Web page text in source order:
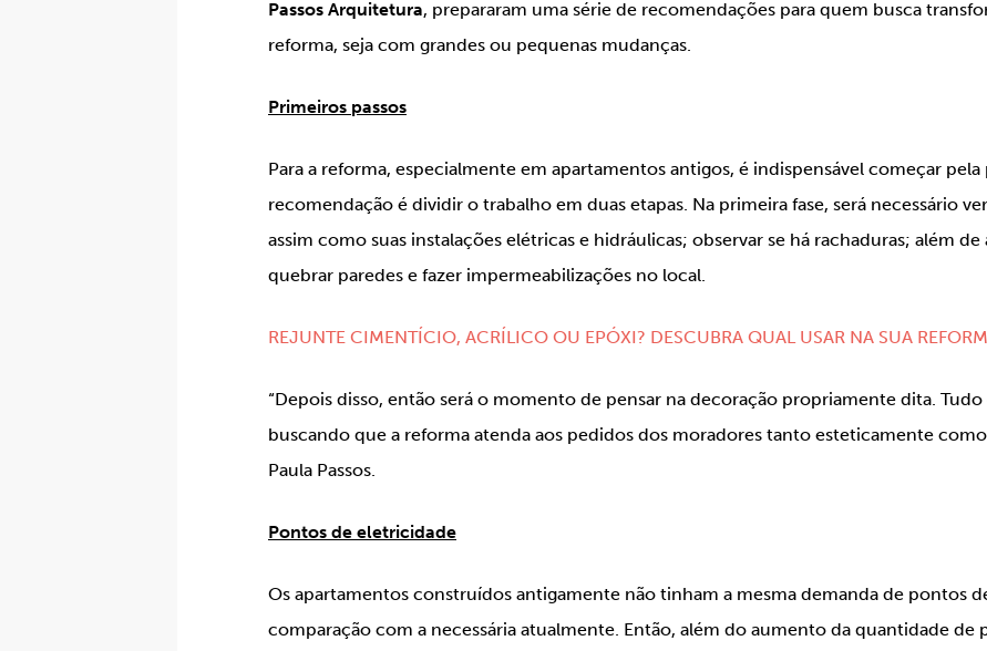
Passos Arquitetura, prepararam uma série de recomendações para quem busca
reforma, seja com grandes ou pequenas mudanças.
Primeiros passos
Para a reforma, especialmente em apartamentos antigos, é indispensável começar
recomendação é dividir o trabalho em duas etapas. Na primeira fase, será necessário
assim como suas instalações elétricas e hidráulicas; observar se há rachaduras; além de
quebrar paredes e fazer impermeabilizações no local.
REJUNTE CIMENTÍCIO, ACRÍLICO OU EPÓXI? DESCUBRA QUAL USAR NA SUA
“Depois disso, então será o momento de pensar na decoração propriamente dita.
buscando que a reforma atenda aos pedidos dos moradores tanto esteticamente
Paula Passos.
Pontos de eletricidade
Os apartamentos construídos antigamente não tinham a mesma demanda de pontos
comparação com a necessária atualmente. Então, além do aumento da quantidade